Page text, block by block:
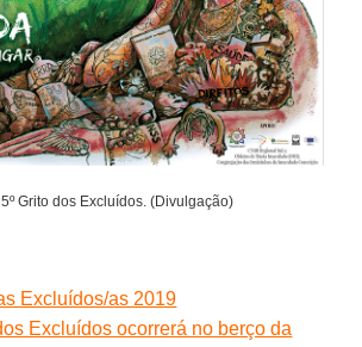
Grito dos Excluídos. (Divulgação)
Excluídos/as 2019
Excluídos ocorrerá no berço da